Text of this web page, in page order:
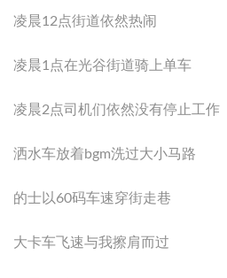
凌晨12点街道依然热闹
凌晨1点在光谷街道骑上单车
凌晨2点司机们依然没有停止工作
洒水车放着bgm洗过大小马路
的士以60码车速穿街走巷
大卡车飞速与我擦肩而过